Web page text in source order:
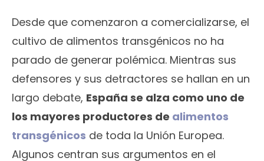
Desde que comenzaron a comercializarse, el
cultivo de alimentos transgénicos no ha
parado de generar polémica. Mientras sus
defensores y sus detractores se hallan en un
largo debate, España se alza como uno de
los mayores productores de alimentos
transgénicos de toda la Unión Europea.
Algunos centran sus argumentos en el